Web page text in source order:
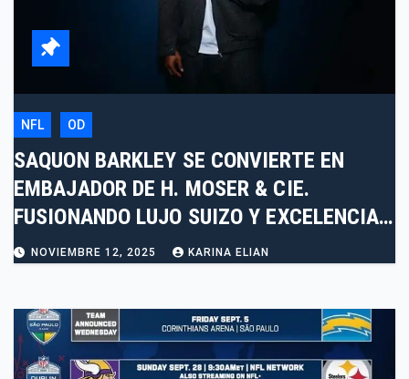
NFL OD
SAQUON BARKLEY SE CONVIERTE EN
EMBAJADOR DE H. MOSER & CIE.
FUSIONANDO LUJO SUIZO Y EXCELENCIA
DEPORTIVA EN UNA ALIANZA
NOVIEMBRE 12, 2025 KARINA ELIAN